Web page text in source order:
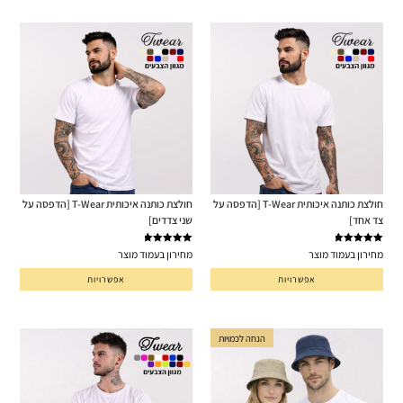
חולצת כותנה איכותית T-Wear [הדפסה על
צד אחד]
דורג5.00
מחירון בעמוד מוצר
אפשרויות
חולצת כותנה איכותית T-Wear [הדפסה על
שני צדדים]
דורג5.00
מחירון בעמוד מוצר
אפשרויות
הנחה לכמויות